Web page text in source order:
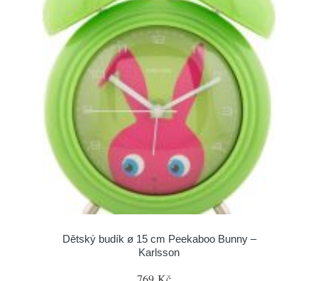
Dětský budík ø 15 cm Peekaboo Bunny –
Karlsson